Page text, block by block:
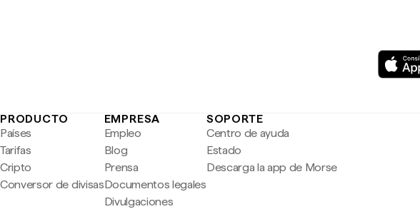
PRODUCTO
Países
Tarifas
Cripto
Conversor de divisas
EMPRESA
Empleo
Blog
Prensa
Documentos legales
Divulgaciones
SOPORTE
Centro de ayuda
Estado
Descarga la app de Morse